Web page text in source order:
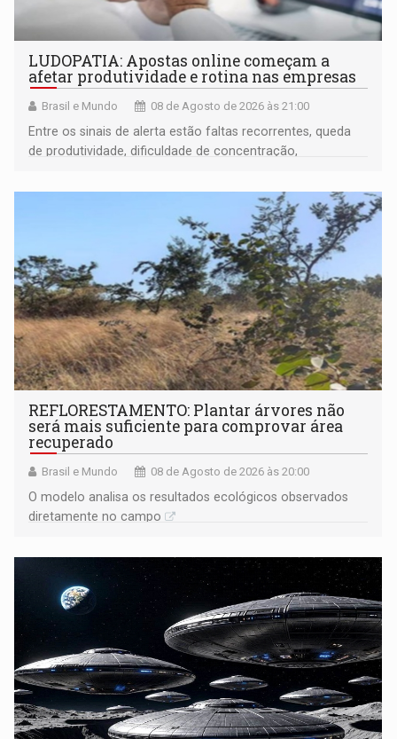
LUDOPATIA: Apostas online começam a
afetar produtividade e rotina nas empresas
Brasil e Mundo 08 de Agosto de 2026 às 21:00
Entre os sinais de alerta estão faltas recorrentes, queda
de produtividade, dificuldade de concentração,
REFLORESTAMENTO: Plantar árvores não
será mais suficiente para comprovar área
recuperado
Brasil e Mundo 08 de Agosto de 2026 às 20:00
O modelo analisa os resultados ecológicos observados
diretamente no campo